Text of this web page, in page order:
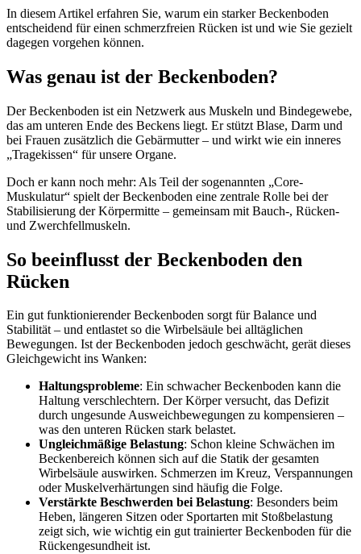
In diesem Artikel erfahren Sie, warum ein starker Beckenboden
entscheidend für einen schmerzfreien Rücken ist und wie Sie gezielt
dagegen vorgehen können.
Was genau ist der Beckenboden?
Der Beckenboden ist ein Netzwerk aus Muskeln und Bindegewebe,
das am unteren Ende des Beckens liegt. Er stützt Blase, Darm und
bei Frauen zusätzlich die Gebärmutter – und wirkt wie ein inneres
„Tragekissen“ für unsere Organe.
Doch er kann noch mehr: Als Teil der sogenannten „Core-
Muskulatur“ spielt der Beckenboden eine zentrale Rolle bei der
Stabilisierung der Körpermitte – gemeinsam mit Bauch-, Rücken-
und Zwerchfellmuskeln.
So beeinflusst der Beckenboden den
Rücken
Ein gut funktionierender Beckenboden sorgt für Balance und
Stabilität – und entlastet so die Wirbelsäule bei alltäglichen
Bewegungen. Ist der Beckenboden jedoch geschwächt, gerät dieses
Gleichgewicht ins Wanken:
Haltungsprobleme: Ein schwacher Beckenboden kann die
Haltung verschlechtern. Der Körper versucht, das Defizit
durch ungesunde Ausweichbewegungen zu kompensieren –
was den unteren Rücken stark belastet.
Ungleichmäßige Belastung: Schon kleine Schwächen im
Beckenbereich können sich auf die Statik der gesamten
Wirbelsäule auswirken. Schmerzen im Kreuz, Verspannungen
oder Muskelverhärtungen sind häufig die Folge.
Verstärkte Beschwerden bei Belastung: Besonders beim
Heben, längeren Sitzen oder Sportarten mit Stoßbelastung
zeigt sich, wie wichtig ein gut trainierter Beckenboden für die
Rückengesundheit ist.